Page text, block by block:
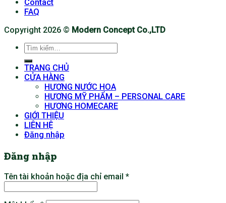
Contact
FAQ
Copyright 2026 © Modern Concept Co.,LTD
Tìm
TRANG CHỦ
CỬA HÀNG
HƯƠNG NƯỚC HOA
HƯƠNG MỸ PHẨM – PERSONAL CARE
HƯƠNG HOMECARE
GIỚI THIỆU
LIÊN HỆ
Đăng nhập
Đăng nhập
Tên tài khoản hoặc địa chỉ email *